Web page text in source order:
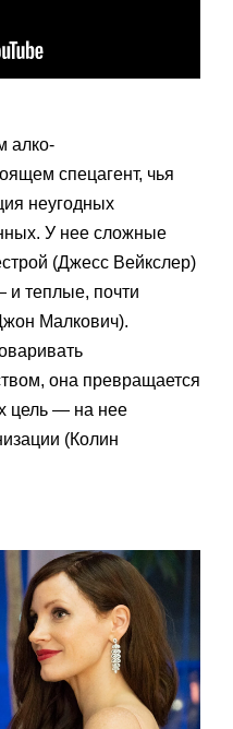
алко-
спецагент, чья
неугодных
У нее сложные
(Джесс Вейкслер)
теплые, почти
Малкович).
она превращается
цель — на нее
(Колин